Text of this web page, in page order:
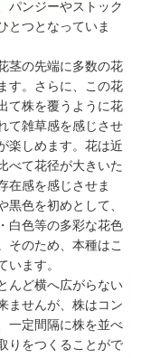
パンジーやストック
とつとなっていま
茎の先端に多数の花
す。さらに、この花
て株を覆うように花
て雑草感を感じさせ
楽しめます。花は近
べて花径が大きいた
在感を感じさせま
黒色を初めとして、
白色等の多彩な花色
そのため、本種はこ
います。
んど横へ広がらない
ませんが、株はコン
一定間隔に株を並べ
りをつくることがで